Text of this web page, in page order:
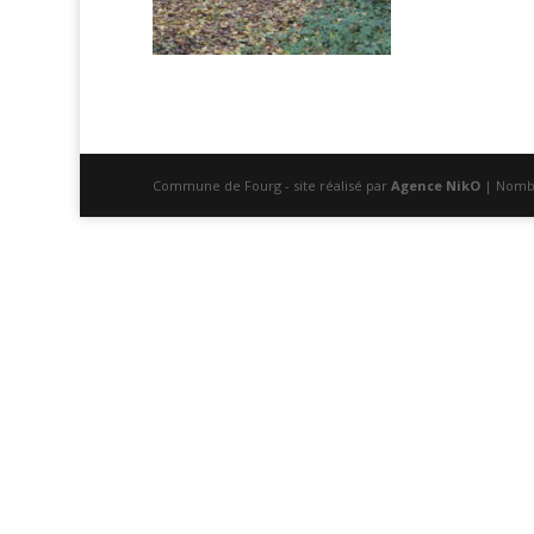
Commune de Fourg - site réalisé par Agence NikO|